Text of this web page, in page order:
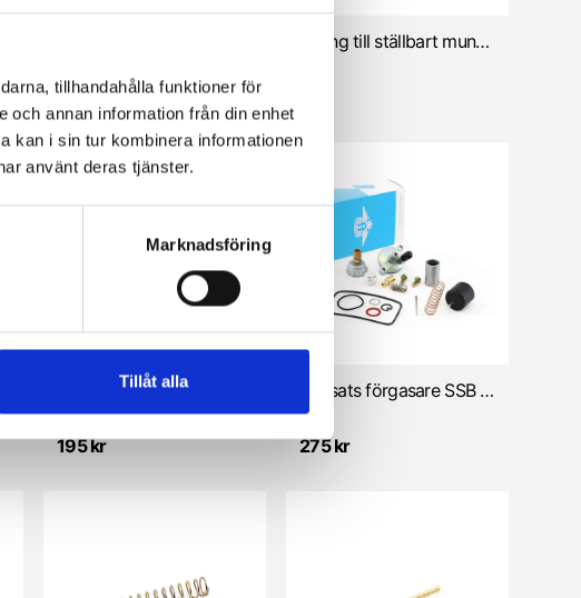
tillhandahålla funktioner för
annan information från din enhet
kan i sin tur kombinera informationen
använt deras tjänster.
Marknadsföring
Tillåt alla
125 kr
O-ring till ställbart munstycke 6,0x1,5mm
195 kr
Repsats förgasare SSB 12mm (Sachs)
NTS
275 kr